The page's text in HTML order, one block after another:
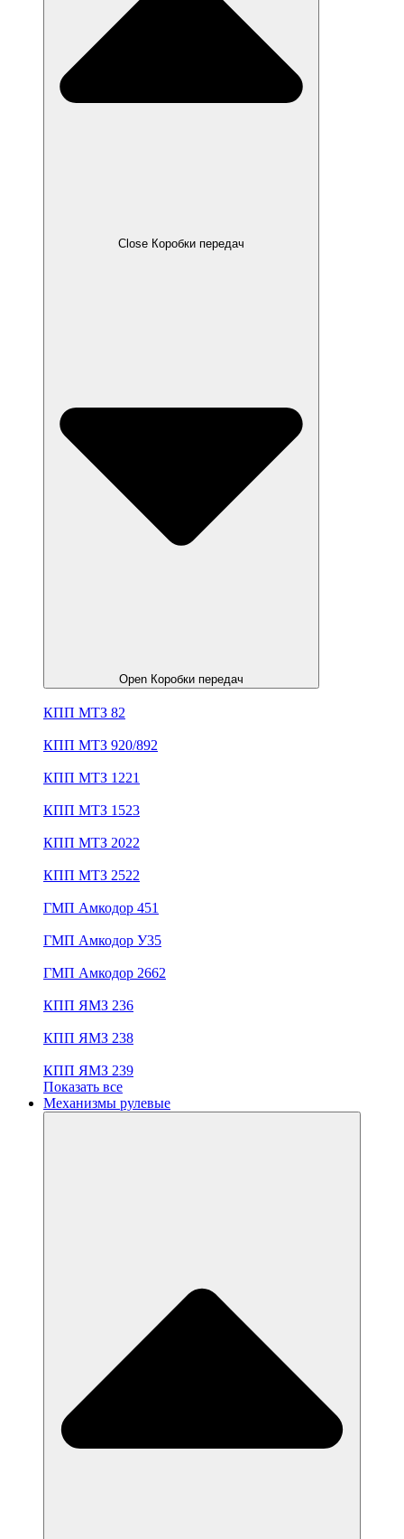
Close Коробки передач
Open Коробки передач
КПП МТЗ 82
КПП МТЗ 920/892
КПП МТЗ 1221
КПП МТЗ 1523
КПП МТЗ 2022
КПП МТЗ 2522
ГМП Амкодор 451
ГМП Амкодор У35
ГМП Амкодор 2662
КПП ЯМЗ 236
КПП ЯМЗ 238
КПП ЯМЗ 239
Показать все
Механизмы рулевые